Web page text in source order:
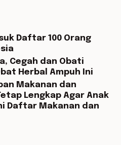
Daftar 100 Orang
Cegah dan Obati
Herbal Ampuh Ini
Makanan dan
Lengkap Agar Anak
Daftar Makanan dan